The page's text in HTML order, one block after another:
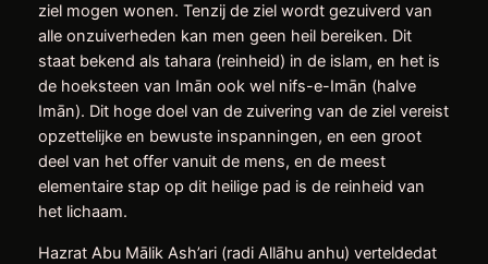
ziel mogen wonen. Tenzij de ziel wordt gezuiverd van
alle onzuiverheden kan men geen heil bereiken. Dit
staat bekend als tahara (reinheid) in de islam, en het is
de hoeksteen van Imān ook wel nifs-e-Imān (halve
Imān). Dit hoge doel van de zuivering van de ziel vereist
opzettelijke en bewuste inspanningen, en een groot
deel van het offer vanuit de mens, en de meest
elementaire stap op dit heilige pad is de reinheid van
het lichaam.
Hazrat Abu Mālik Ash’ari (radi Allāhu anhu) verteldedat